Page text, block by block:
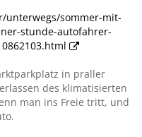
unterwegs/sommer-mit-
stunde-autofahrer-
in praller
des klimatisierten
man ins Freie tritt, und